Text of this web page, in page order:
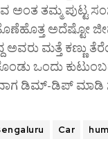
ಅಂತ ತಮ್ಮ ಪುಟ್ಟ
ಅದೆಷ್ಟೋ
ಅವರು ಮತ್ತೆ ಕಣ್ಣು
ಒಂದು
ಡಿಮ್-ಡಿಪ್ ಮಾಡಿ
Car